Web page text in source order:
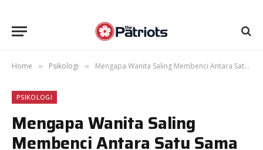
Home » Psikologi » Mengapa Wanita Saling Membenci Antara Satu Sama Lain?
PSIKOLOGI
Mengapa Wanita Saling
Membenci Antara Satu Sama